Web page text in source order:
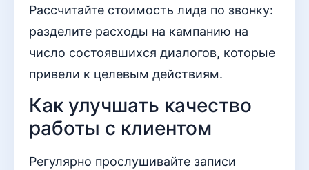
Рассчитайте стоимость лида по звонку:
разделите расходы на кампанию на
число состоявшихся диалогов, которые
привели к целевым действиям.
Как улучшать качество
работы с клиентом
Регулярно прослушивайте записи